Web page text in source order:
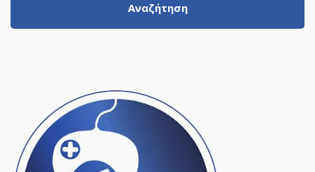
Αναζήτηση